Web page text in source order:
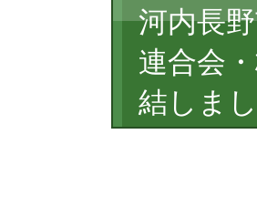
文
河内長
連合会
結しま